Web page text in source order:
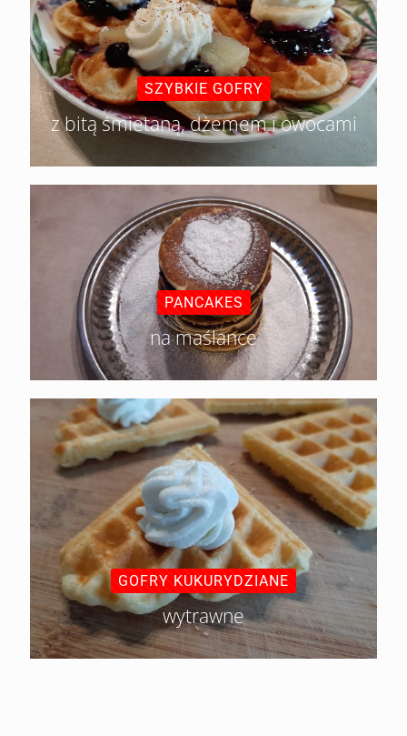
SZYBKIE GOFRY
z bitą śmietaną, dżemem i owocami
PANCAKES
na maślance
GOFRY KUKURYDZIANE
wytrawne